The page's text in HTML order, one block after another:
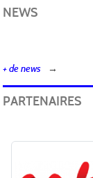
NEWS
+ de news
PARTENAIRES